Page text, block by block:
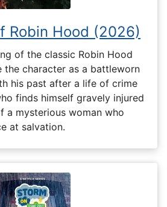
Robin Hood (2026)
of the classic Robin Hood
the character as a battleworn
his past after a life of crime
finds himself gravely injured
a mysterious woman who
at salvation.